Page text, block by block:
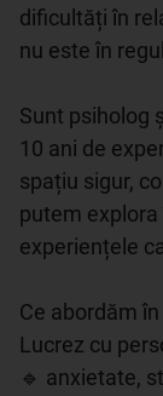
dificultăți în
nu este în
Sunt psiholog
10 ani de
spațiu sigur,
putem
experiențele
Ce abordăm
Lucrez cu
🔹 anxietate,